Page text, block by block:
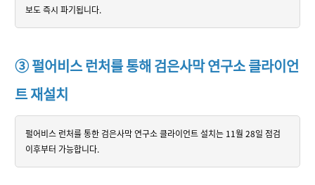
보도 즉시 파기됩니다.
③ 펄어비스 런처를 통해 검은사막 연구소 클라이언
트 재설치
펄어비스 런처를 통한 검은사막 연구소 클라이언트 설치는 11월 28일 점검
이후부터 가능합니다.